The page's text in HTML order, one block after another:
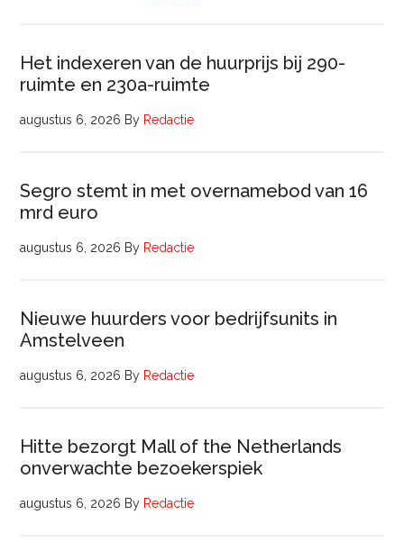
Het indexeren van de huurprijs bij 290-
ruimte en 230a-ruimte
augustus 6, 2026 By Redactie
Segro stemt in met overnamebod van 16
mrd euro
augustus 6, 2026 By Redactie
Nieuwe huurders voor bedrijfsunits in
Amstelveen
augustus 6, 2026 By Redactie
Hitte bezorgt Mall of the Netherlands
onverwachte bezoekerspiek
augustus 6, 2026 By Redactie